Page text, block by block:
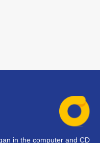
in the computer and CD